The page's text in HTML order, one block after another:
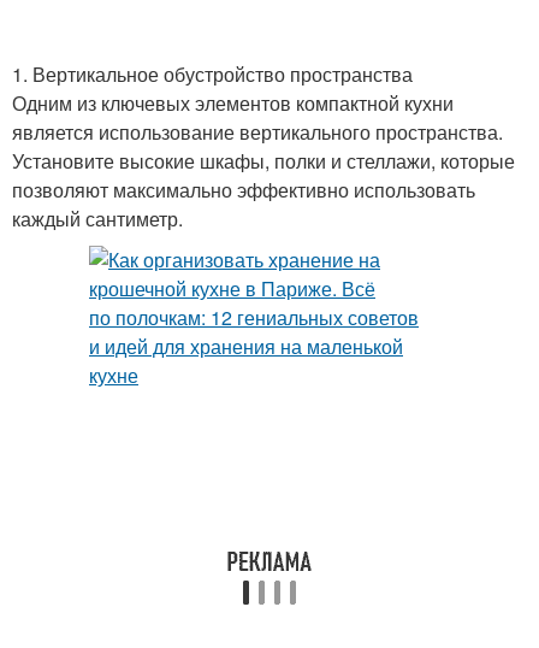
1. Вертикальное обустройство пространства
Одним из ключевых элементов компактной кухни
является использование вертикального пространства.
Установите высокие шкафы, полки и стеллажи, которые
позволяют максимально эффективно использовать
каждый сантиметр.